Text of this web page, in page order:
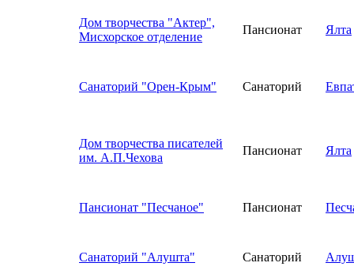
Дом творчества "Актер",
Мисхорское отделение
Пансионат Ялта
Санаторий "Орен-Крым" Санаторий
Дом творчества писателей
им. А.П.Чехова
Пансионат Ялта
Пансионат "Песчаное" Пансионат
Санаторий "Алушта" Санаторий